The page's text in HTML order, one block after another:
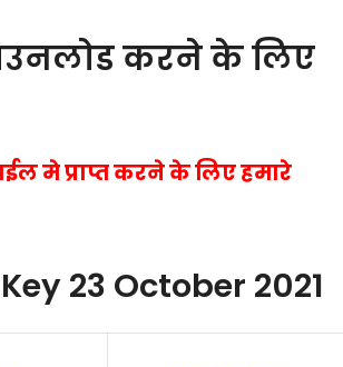
करने के लिए
मे प्राप्त करने के लिए हमारे
23 October 2021